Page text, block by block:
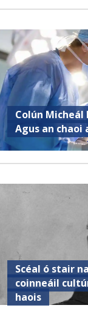
Colún
Agus an chaoi
Scéal ó stair
coinneáil
haois